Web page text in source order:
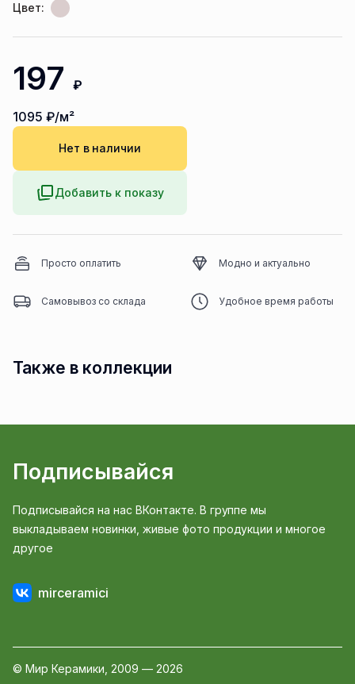
Цвет:
197 ₽
1095 ₽/м²
Нет в наличии
Добавить к показу
Просто оплатить Модно и актуально
Самовывоз со склада Удобное время работы
Также в коллекции
Подписывайся
Подписывайся на нас ВКонтакте. В группе мы
выкладываем новинки, живые фото продукции и многое
другое
mirceramici
© Мир Керамики, 2009 — 2026